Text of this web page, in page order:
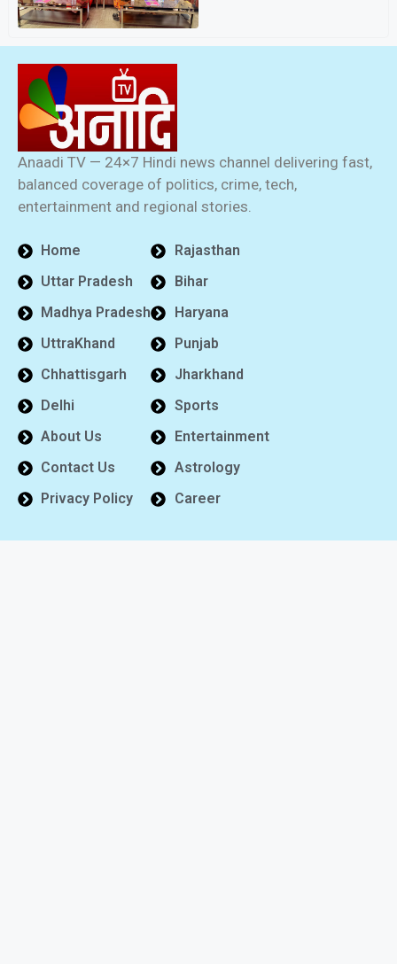
Anaadi TV — 24×7 Hindi news channel delivering fast,
balanced coverage of politics, crime, tech,
entertainment and regional stories.
Home
Uttar Pradesh
Madhya Pradesh
UttraKhand
Chhattisgarh
Delhi
About Us
Contact Us
Privacy Policy
Rajasthan
Bihar
Haryana
Punjab
Jharkhand
Sports
Entertainment
Astrology
Career